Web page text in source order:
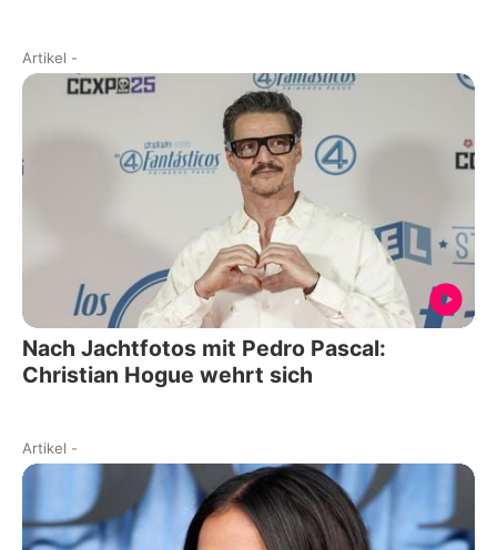
Artikel -
Nach Jachtfotos mit Pedro Pascal:
Christian Hogue wehrt sich
Artikel -